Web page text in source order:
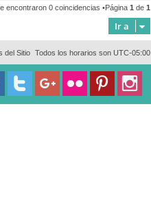
encontraron 0 coincidencias •Página 1 de 1
Ir a
Todos los horarios son UTC-05:00
del Sitio